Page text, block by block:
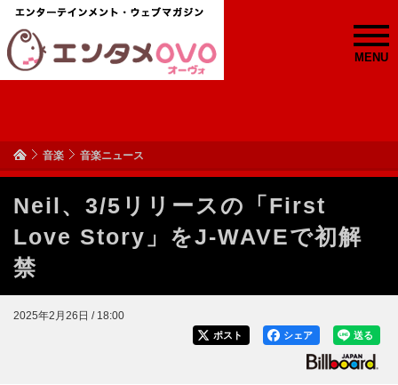
MENU
音楽 音楽ニュース
Neil、3/5リリースの「First
Love Story」をJ-WAVEで初解
禁
2025年2月26日 / 18:00
送る
シェア
ポスト